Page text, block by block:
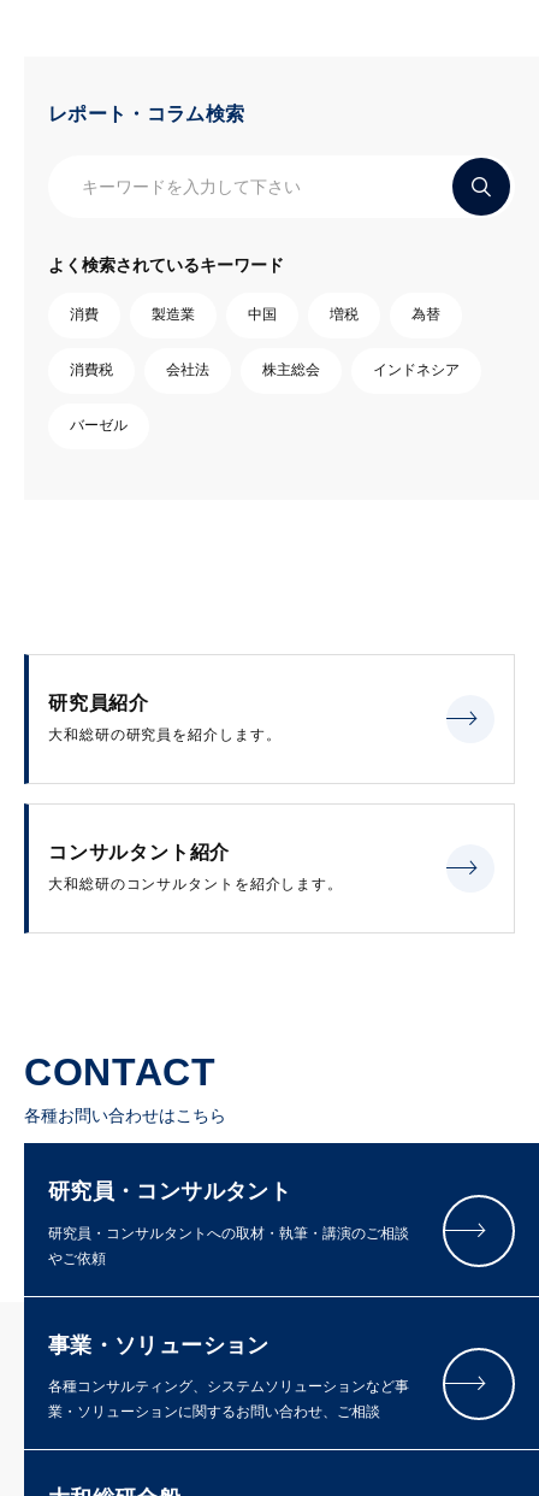
レポート・コラム検索
よく検索されているキーワード
消費 製造業 中国 増税 為替
消費税 会社法 株主総会 インドネシア
バーゼル
研究員紹介
大和総研の研究員を紹介します。
コンサルタント紹介
大和総研のコンサルタントを紹介します。
CONTACT
各種お問い合わせはこちら
研究員・コンサルタント
研究員・コンサルタントへの取材・執筆・講演のご相談
やご依頼
事業・ソリューション
各種コンサルティング、システムソリューションなど事
業・ソリューションに関するお問い合わせ、ご相談